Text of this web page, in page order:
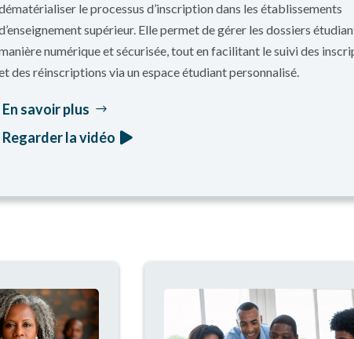
le processus d’inscription dans les établissements
supérieur. Elle permet de gérer les dossiers
numérique et sécurisée, tout en facilitant le suivi des
des réinscriptions via un espace étudiant personnalisé.
En savoir plus
Regarder la vidéo